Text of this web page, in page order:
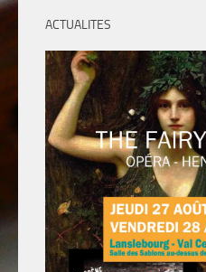
ACTUALITES